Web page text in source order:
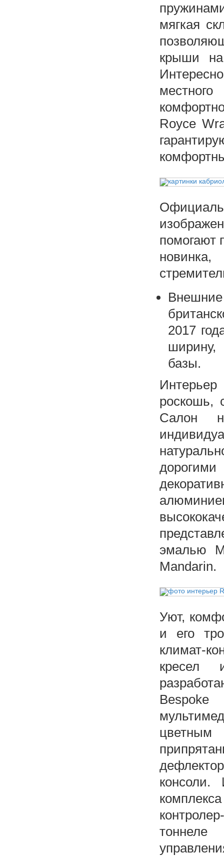
мягкая
крыши
Royce
помогают
2017
базы.
роскошь,
Салон
эмалью
Mandarin.
Уют,
и его
климат-
кресел
консоли.